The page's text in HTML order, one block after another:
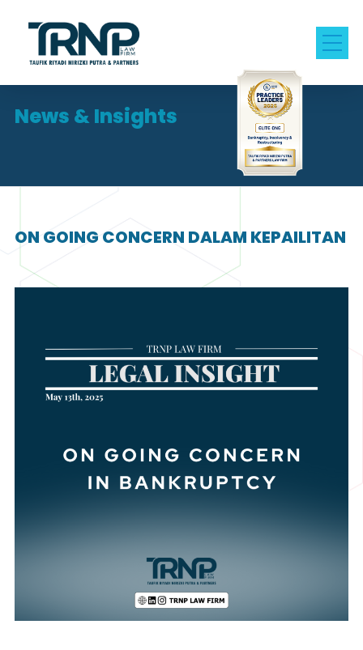
News & Insights
ON GOING CONCERN DALAM KEPAILITAN